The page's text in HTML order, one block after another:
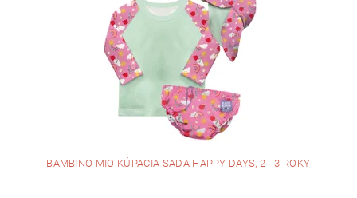
BAMBINO MIO KÚPACIA SADA HAPPY DAYS, 2 - 3 ROKY